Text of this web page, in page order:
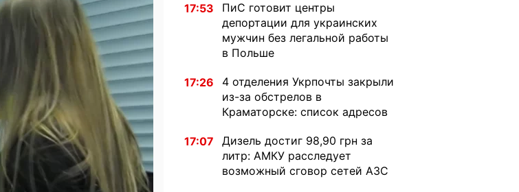
17:53
ПиС готовит центры
депортации для украинских
мужчин без легальной работы
в Польше
17:26
4 отделения Укрпочты закрыли
из-за обстрелов в
Краматорске: список адресов
17:07
Дизель достиг 98,90 грн за
литр: АМКУ расследует
возможный сговор сетей АЗС